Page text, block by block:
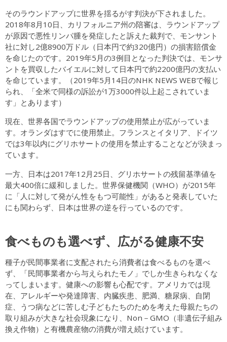
そのラウンドアップに世界を揺るがす判決が下されました。
2018年8月10日、カリフォルニア州の陪審は、ラウンドアップ
が原因で悪性リンパ腫を発症したと訴えた裁判で、モンサント
社に対し2億8900万ドル（日本円で約320億円）の損害賠償金
を命じたのです。2019年5月の3例目となった判決では、モンサ
ントを買収したバイエルに対して日本円で約2200億円の支払い
を命じています。（2019年5月14日のNHK NEWS WEBで報じ
られ、「全米で同様の訴訟が1万3000件以上起こされていま
す」とあります）
現在、世界各国でラウンドアップの使用禁止が広がっていま
す。オランダはすでに使用禁止。フランスとイタリア、ドイツ
では3年以内にグリホサートの使用を禁止することなどが決まっ
ています。
一方、日本は2017年12月25日、グリホサートの残留基準値を
最大400倍に緩和しました。世界保健機関（WHO）が2015年
に「人に対して発がん性をもつ可能性」があると発表していた
にも関わらず、日本は世界の逆を行っているのです。
食べものも選べず、広がる健康不安
種子が民間事業者に支配されたら消費者は食べるものを選べ
ず、「民間事業者から与えられたモノ」でしか生きられなくな
ってしまいます。健康への影響も心配です。アメリカでは現
在、アレルギーや発達障害、内臓疾患、肥満、糖尿病、自閉
症、うつ病などに苦しむ子どもたちのためを考えた母親たちの
取り組みが大きな社会現象になり、Non－GMO（非遺伝子組み
換え作物）と有機農産物の消費が増え続けています。